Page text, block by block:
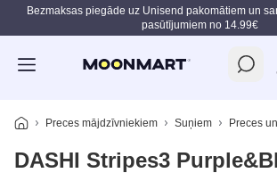
Pāriet uz galveno saturu
Bezmaksas piegāde uz Unisend pakomātiem un
pasūtījumiem no 14.99€
Preces mājdzīvniekiem Suņiem Preces
DASHI Stripes3